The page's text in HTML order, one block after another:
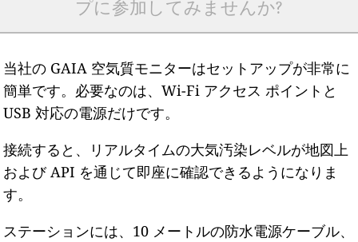
プに参加してみませんか?
当社の GAIA 空気質モニターはセットアップが非常に
簡単です。必要なのは、Wi-Fi アクセス ポイントと
USB 対応の電源だけです。
接続すると、リアルタイムの大気汚染レベルが地図上
および API を通じて即座に確認できるようになりま
す。
ステーションには、10 メートルの防水電源ケーブル、